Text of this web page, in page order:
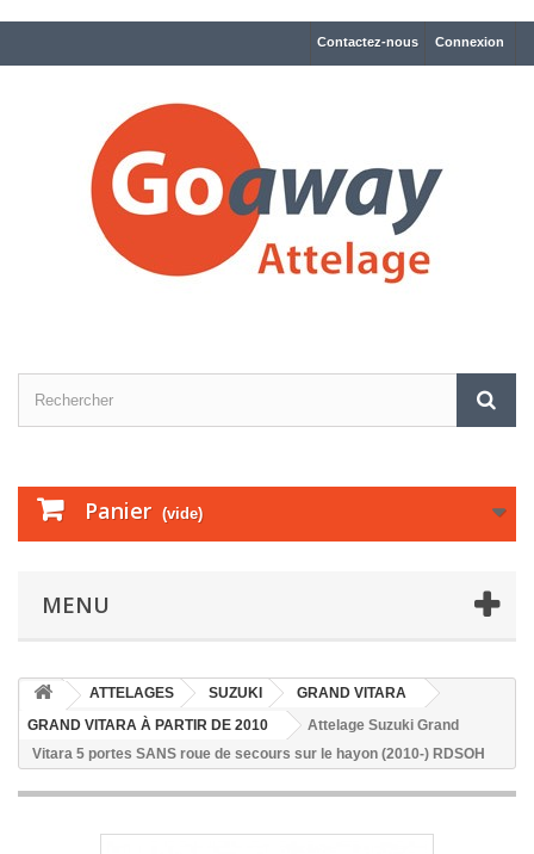
Connexion
Contactez-nous
Panier (vide)
MENU
ATTELAGES SUZUKI
GRAND VITARA
GRAND VITARA À PARTIR DE 2010
Attelage Suzuki Grand
Vitara 5 portes SANS roue de secours sur le hayon (2010-) RDSOH